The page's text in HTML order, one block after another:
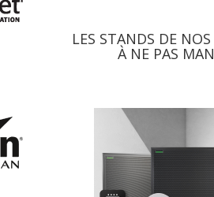
LES STANDS DE
À NE PAS